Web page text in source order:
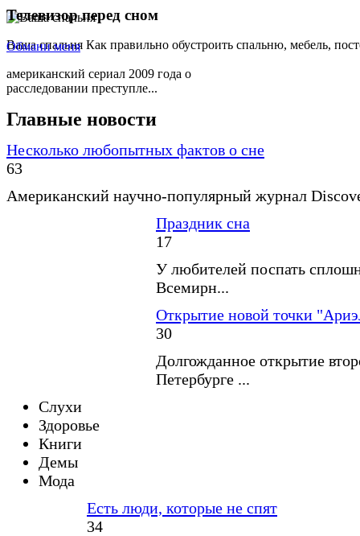
Ваша спальня Как правильно обустроить спальню, мебель,
Телевизорперед сном
Обмани меня
американский сериал 2009 года о
расследовании преступле...
Главные новости
Несколько любопытных фактов о сне
63
Американский научно-популярный журнал
Праздник сна
17
У любителей поспать
Всемирн...
Открытие новой точки
30
Долгожданное открытие
Петербурге ...
Слухи
Здоровье
Книги
Демы
Мода
Есть люди, которые не спят
34